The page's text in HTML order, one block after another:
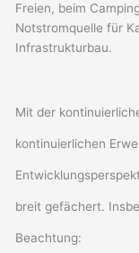
Freien, beim
Notstromquelle für
Infrastrukturbau.
Mit der
kontinuierlichen
breit gefächert.
Beachtung: